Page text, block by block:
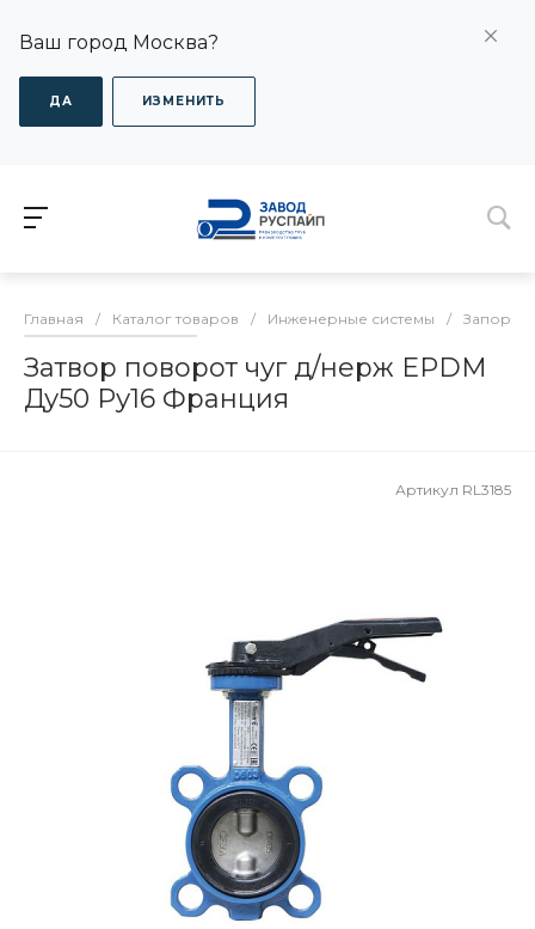
Ваш город Москва?
ДА ИЗМЕНИТЬ
Главная / Каталог товаров / Инженерные системы /
Затвор поворот чуг д/нерж EPDM
Ду50 Ру16 Франция
Артикул RL3185